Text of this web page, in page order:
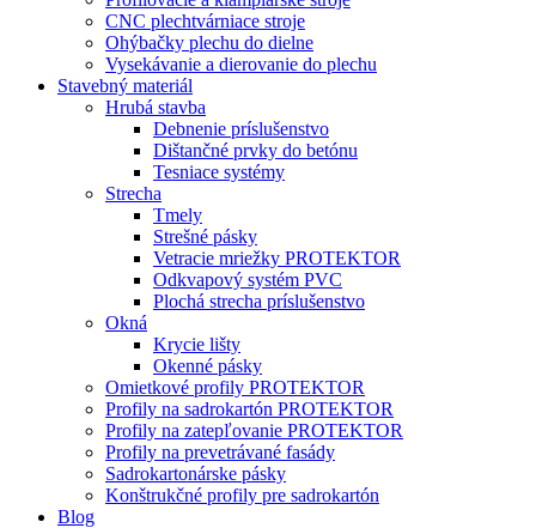
CNC plechtvárniace stroje
Ohýbačky plechu do dielne
Vysekávanie a dierovanie do plechu
Stavebný materiál
Hrubá stavba
Debnenie príslušenstvo
Dištančné prvky do betónu
Tesniace systémy
Strecha
Tmely
Strešné pásky
Vetracie mriežky PROTEKTOR
Odkvapový systém PVC
Plochá strecha príslušenstvo
Okná
Krycie lišty
Okenné pásky
Omietkové profily PROTEKTOR
Profily na sadrokartón PROTEKTOR
Profily na zatepľovanie PROTEKTOR
Profily na prevetrávané fasády
Sadrokartonárske pásky
Konštrukčné profily pre sadrokartón
Blog